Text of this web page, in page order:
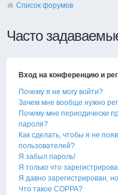
Список форумов
Часто
Вход на конференцию и
Почему я не могу войти?
Зачем мне вообще нужно
Почему мне периодически
пароля?
Как сделать, чтобы я не
пользователей?
Я забыл пароль!
Я только что
Я давно зарегистрирован,
Что такое COPPA?